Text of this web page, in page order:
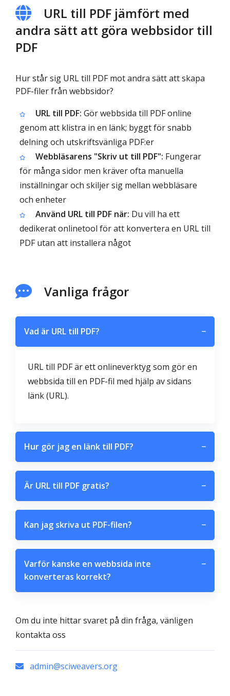
URL till PDF jämfört med
andra sätt att göra webbsidor till
PDF
Hur står sig URL till PDF mot andra sätt att skapa
PDF-filer från webbsidor?
URL till PDF: Gör webbsida till PDF online
genom att klistra in en länk; byggt för snabb
delning och utskriftsvänliga PDF:er
Webbläsarens "Skriv ut till PDF": Fungerar
för många sidor men kräver ofta manuella
inställningar och skiljer sig mellan webbläsare
och enheter
Använd URL till PDF när: Du vill ha ett
dedikerat onlinetool för att konvertera en URL till
PDF utan att installera något
Vanliga frågor
Vad är URL till PDF? −
URL till PDF är ett onlineverktyg som gör en
webbsida till en PDF-fil med hjälp av sidans
länk (URL).
Hur gör jag en länk till PDF? −
Är URL till PDF gratis? −
Kan jag skriva ut PDF-filen? −
Varför kanske en webbsida inte
konverteras korrekt?
−
Om du inte hittar svaret på din fråga, vänligen
kontakta oss
admin@sciweavers.org